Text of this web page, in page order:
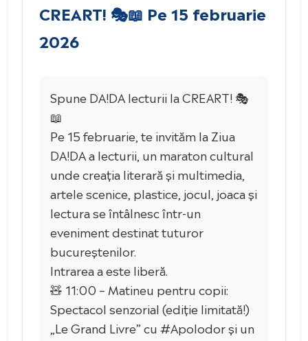
CREART! 🎭📖 Pe 15 februarie
2026
Spune DA!DA lecturii la CREART! 🎭
📖
Pe 15 februarie, te invităm la Ziua
DA!DA a lecturii, un maraton cultural
unde creația literară și multimedia,
artele scenice, plastice, jocul, joaca și
lectura se întâlnesc într-un
eveniment destinat tuturor
bucureștenilor.
Intrarea a este liberă.
🧸 11:00 – Matineu pentru copii:
Spectacol senzorial (ediție limitată!)
„Le Grand Livre” cu #Apolodor și un